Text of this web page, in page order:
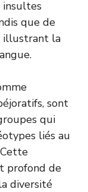
insultes
que de
illustrant la
sont
qui
liés au
profond de
diversité